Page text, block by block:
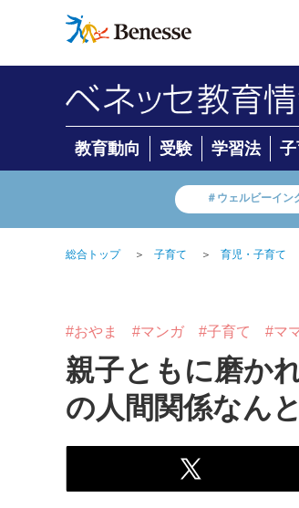
教育動向 受験 学習法
＃ウェルビーイン
総合トップ ＞ 子育て ＞ 育児・子育て
#おやま #マンガ #子育て #マ
親子ともに磨か
の人間関係なん